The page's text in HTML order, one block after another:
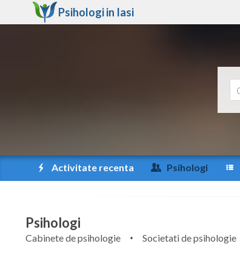
Psihologi in Iasi
Activitate recenta Psihologi
Psihologi
Cabinete de psihologie Societati de psihologie